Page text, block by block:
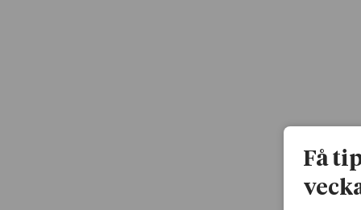
Få